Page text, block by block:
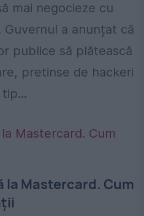
mai negocieze cu
Guvernul a anunțat că
publice să plătească
pretinse de hackeri
Mastercard. Cum